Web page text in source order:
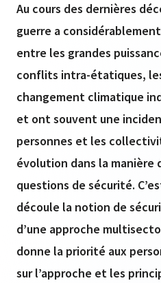
Au cours des dernières
guerre a
entre les grandes
conflits intra-étatiques,
changement climatique
et ont souvent une
personnes et les
évolution dans la manière
questions de sécurité.
découle la notion de
d’une approche
donne la priorité aux
sur l’approche et les